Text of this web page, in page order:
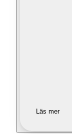
Läs mer